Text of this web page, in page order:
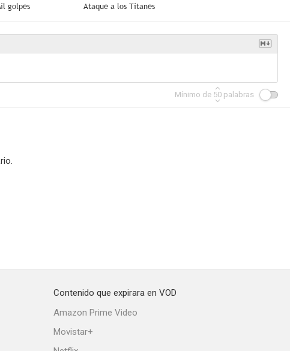
golpes Ataque a los Titanes
Mínimo de 50 palabras
Contenido que expirara en VOD
Amazon Prime Video
Movistar+